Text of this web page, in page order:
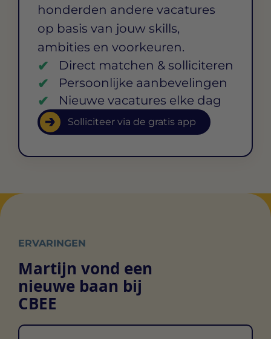
honderden andere vacatures
op basis van jouw skills,
ambities en voorkeuren.
Direct matchen & solliciteren
Persoonlijke aanbevelingen
Nieuwe vacatures elke dag
Solliciteer via de gratis app
ERVARINGEN
Martijn vond een
nieuwe baan bij
CBEE